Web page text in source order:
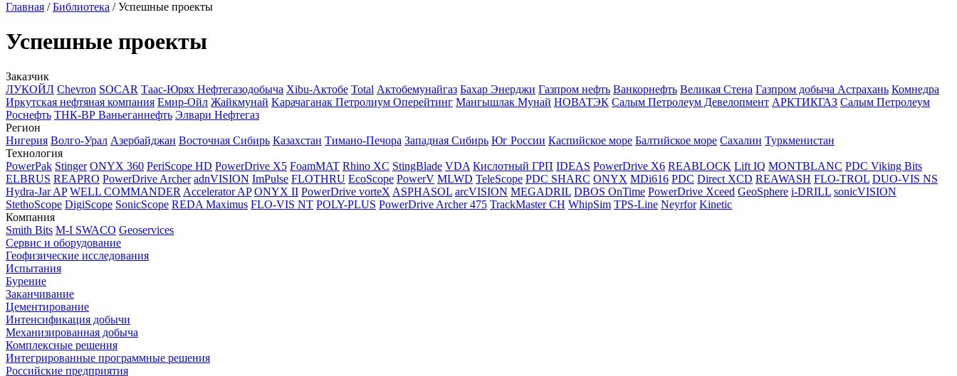
Главная /Библиотека /Успешные проекты
Успешные проекты
Заказчик
ЛУКОЙЛ Chevron SOCAR Таас-Юрях Нефтегазодобыча Xibu-Актобе Total Актобемунайгаз Бахар Энерджи Газпром нефть Ванкорнефть Великая Стена Газпром добыча Астрахань Комнедра
Иркутская нефтяная компания Емир-Ойл Жайкмунай Kарачаганак Петролиум Оперейтинг Мангышлак Мунай НОВАТЭК Салым Петролеум Девелопмент АРКТИКГАЗ Салым Петролеум
Роснефть ТНК-ВР Ваньеганнефть Элвари Нефтегаз
Регион
Нигерия Волго-Урал Азербайджан Восточная Сибирь Казахстан Тимано-Печора Западная Сибирь Юг России Каспийское море Балтийское море Сахалин Туркменистан
Технология
PowerPak Stinger ONYX 360 PeriScope HD PowerDrive X5 FoamMAT Rhino XC StingBlade VDA Кислотный ГРП IDEAS PowerDrive X6 REABLOCK Lift IQ MONTBLANC PDC Viking Bits
ELBRUS REAPRO PowerDrive Archer adnVISION ImPulse FLOTHRU EcoScope PowerV MLWD TeleScope PDC SHARC ONYX MDi616 PDC Direct XCD REAWASH FLO-TROL DUO-VIS NS
Hydra-Jar AP WELL COMMANDER Accelerator AP ONYX II PowerDrive vorteX ASPHASOL arcVISION MEGADRIL DBOS OnTime PowerDrive Xceed GeoSphere i-DRILL sonicVISION
StethoScope DigiScope SonicScope REDA Maximus FLO-VIS NT POLY-PLUS PowerDrive Archer 475 TrackMaster CH WhipSim TPS-Line Neyrfor Kinetic
Компания
Smith Bits M-I SWACO Geoservices
Сервис и оборудование
Геофизические исследования
Испытания
Бурение
Заканчивание
Цементирование
Интенсификация добычи
Механизированная добыча
Комплексные решения
Интегрированные программные решения
Российские предприятия